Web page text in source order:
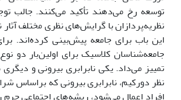
توسعه رخ می‌دهند تأکید می‌کنند. جالب
نظریه‌پردازان با گرایش‌های نظری مختلف
این باب برای جامعه پیش‌بینی کرده‌اند.
جامعه‌شناسان کلاسیک برای اولین‌بار دو
تمییز می‌داد. یکی نابرابری بیرونی و دیگری
نظر دورکیم، نابرابری بیرونی که براساس
افراد اعمال می‌شود، ریشه‌های اجتماعی جرم